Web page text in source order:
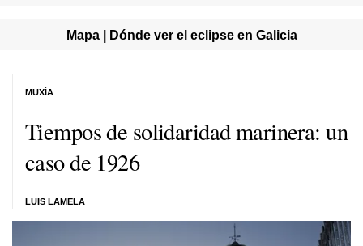
Mapa | Dónde ver el eclipse en Galicia
Tiempos de solidaridad marinera: un
caso de 1926
LUIS LAMELA
MUXÍA